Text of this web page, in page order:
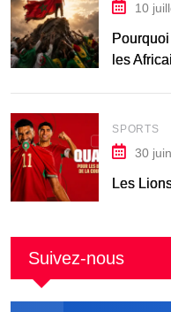
10
les
SPORTS
30
Les
Suivez-nous